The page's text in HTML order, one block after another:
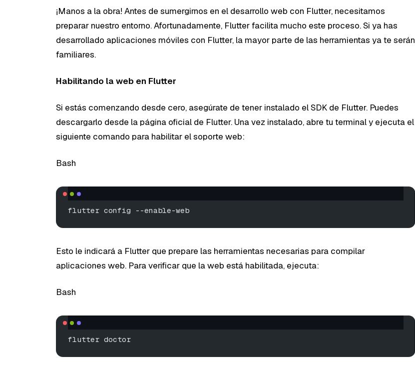
¡Manos a la obra! Antes de sumergirnos en el desarrollo web con Flutter, necesitamos
preparar nuestro entorno. Afortunadamente, Flutter facilita mucho este proceso. Si ya has
desarrollado aplicaciones móviles con Flutter, la mayor parte de las herramientas ya te serán
familiares.
Habilitando la web en Flutter
Si estás comenzando desde cero, asegúrate de tener instalado el SDK de Flutter. Puedes
descargarlo desde la página oficial de Flutter. Una vez instalado, abre tu terminal y ejecuta el
siguiente comando para habilitar el soporte web:
Bash
flutter config --enable-web
Esto le indicará a Flutter que prepare las herramientas necesarias para compilar
aplicaciones web. Para verificar que la web está habilitada, ejecuta:
Bash
flutter doctor